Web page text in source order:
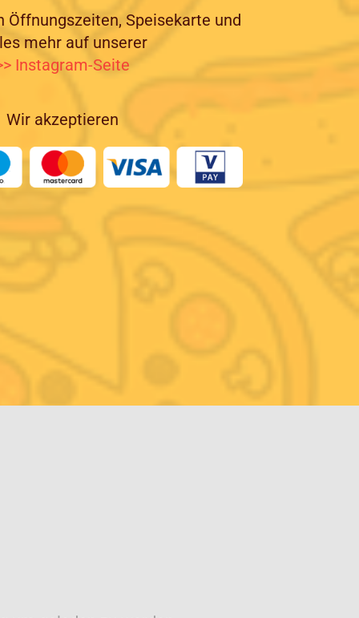
Öffnungszeiten, Speisekarte und
mehr auf unserer
Instagram-Seite
Wir akzeptieren